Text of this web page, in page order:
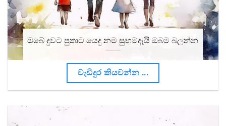
ඔබේ දුවට පුතාට යෙදු නම සුභමදැයි ඔබම බලන්න
වැඩිදුර කියවන්න ...